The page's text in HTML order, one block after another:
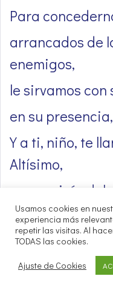
Para
arrancados de
enemigos,
le sirvamos
en su
Y a ti, niño, te
Altísimo,
porque irás
a preparar sus
anunciando a
el perdón de
Usamos cookies en
experiencia más
repetir las visitas. Al
TODAS las cookies.
Ajuste de Cookies